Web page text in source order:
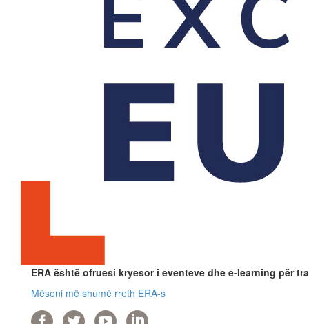
ERA është ofruesi kryesor i eventeve dhe e-learning për
Mësoni më shumë rreth ERA-s